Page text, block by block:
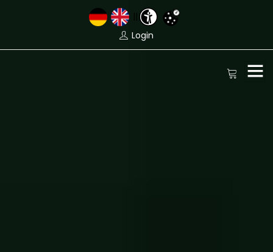
||
Login